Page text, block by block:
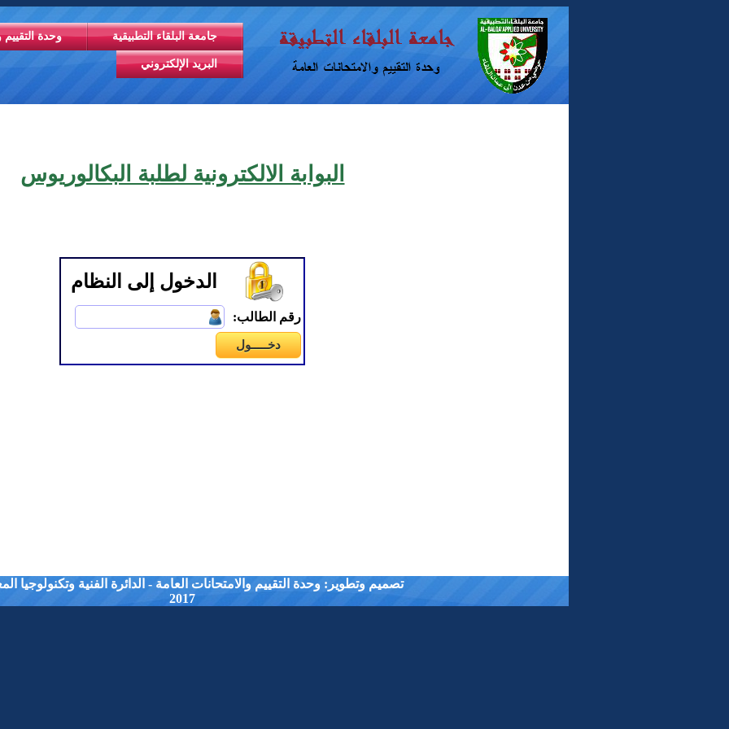
جامعة البلقاء التطبيقية وحدة التقييم
البريد الإلكتروني
البوابة الالكترونية لطلبة البكالوريوس
الدخول إلى النظام
رقم الطالب:
تصميم وتطوير: وحدة التقييم والامتحانات العامة - الدائرة الفنية وتكنولوجيا
2017